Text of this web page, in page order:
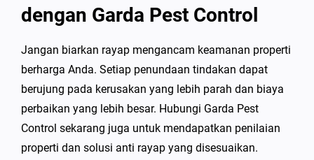
dengan Garda Pest Control
Jangan biarkan rayap mengancam keamanan properti
berharga Anda. Setiap penundaan tindakan dapat
berujung pada kerusakan yang lebih parah dan biaya
perbaikan yang lebih besar. Hubungi Garda Pest
Control sekarang juga untuk mendapatkan penilaian
properti dan solusi anti rayap yang disesuaikan.